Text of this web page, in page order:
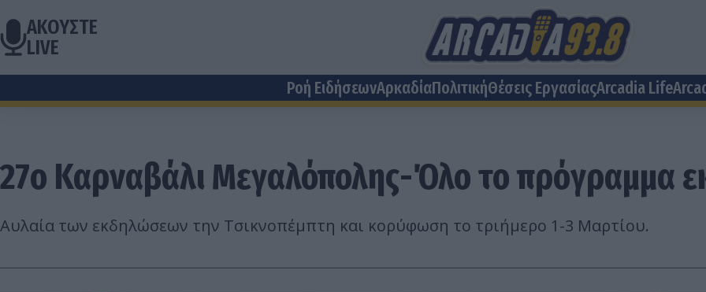
ΑΚΟΥΣΤΕ
LIVE
Ροή ΕιδήσεωνΑρκαδίαΠολιτικήΘέσεις EργασίαςArcadia Life
27ο Καρναβάλι Μεγαλόπολης-Όλο το πρόγραμμα
Αυλαία των εκδηλώσεων την Τσικνοπέμπτη και κορύφωση το τριήμερο 1-3 Μαρτίου.